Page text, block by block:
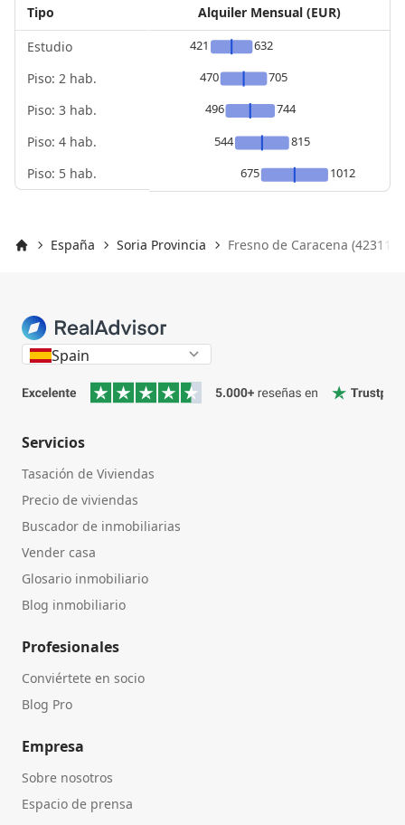
Tipo
Estudio
Piso: 2 hab.
Piso: 3 hab.
Piso: 4 hab.
Piso: 5 hab.
Alquiler Mensual (EUR)
421
632
470
705
496
744
544
815
675
1012
España Soria Provincia Fresno de Caracena (42311)
Spain
Servicios
Tasación de Viviendas
Precio de viviendas
Buscador de inmobiliarias
Vender casa
Glosario inmobiliario
Blog inmobiliario
Profesionales
Conviértete en socio
Blog Pro
Empresa
Sobre nosotros
Espacio de prensa